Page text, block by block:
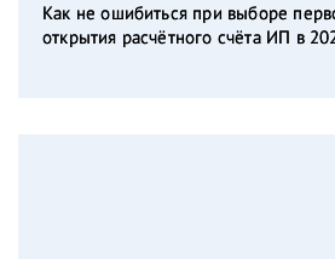
Как не ошибиться при выборе
открытия расчётного счёта ИП в